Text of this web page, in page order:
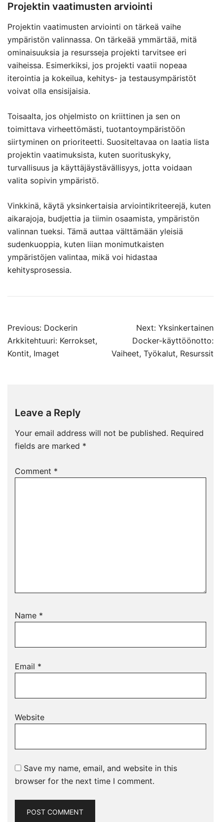
Projektin vaatimusten arviointi
Projektin vaatimusten arviointi on tärkeä vaihe
ympäristön valinnassa. On tärkeää ymmärtää, mitä
ominaisuuksia ja resursseja projekti tarvitsee eri
vaiheissa. Esimerkiksi, jos projekti vaatii nopeaa
iterointia ja kokeilua, kehitys- ja testausympäristöt
voivat olla ensisijaisia.
Toisaalta, jos ohjelmisto on kriittinen ja sen on
toimittava virheettömästi, tuotantoympäristöön
siirtyminen on prioriteetti. Suositeltavaa on laatia lista
projektin vaatimuksista, kuten suorituskyky,
turvallisuus ja käyttäjäystävällisyys, jotta voidaan
valita sopivin ympäristö.
Vinkkinä, käytä yksinkertaisia arviointikriteerejä, kuten
aikarajoja, budjettia ja tiimin osaamista, ympäristön
valinnan tueksi. Tämä auttaa välttämään yleisiä
sudenkuoppia, kuten liian monimutkaisten
ympäristöjen valintaa, mikä voi hidastaa
kehitysprosessia.
Post
navigation
Previous: Dockerin
Arkkitehtuuri: Kerrokset,
Kontit, Imaget
Next: Yksinkertainen
Docker-käyttöönotto:
Vaiheet, Työkalut, Resurssit
Leave a Reply
Your email address will not be published. Required
fields are marked *
Comment *
Name *
Email *
Website
Save my name, email, and website in this
browser for the next time I comment.